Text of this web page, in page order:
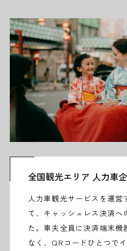
全国観光エリア 人力車
人力車観光サービスを運営
て、キャッシュレス決済へ
た。車夫全員に決済端末機
なく、QRコードひとつで